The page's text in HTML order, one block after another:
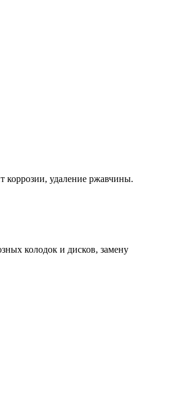
коррозии, удаление ржавчины.
колодок и дисков, замену